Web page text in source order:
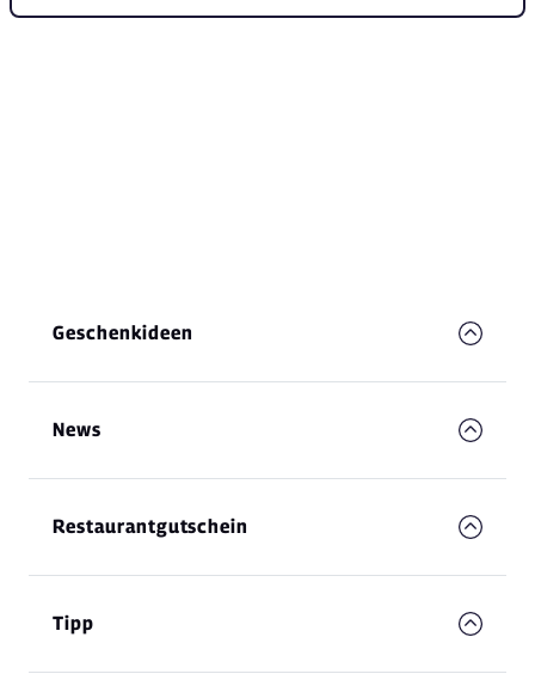
Geschenkideen
News
Restaurantgutschein
Tipp